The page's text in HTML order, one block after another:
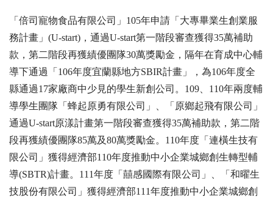
「倍司寵物食品有限公司」105年申請「大專畢業生創業服
務計畫」(U-start)，通過U-start第一階段審查獲得35萬補助
款，第二階段再獲績優團隊30萬獎勵金，隔年在育成中心輔
導下通過「106年度宜蘭縣地方SBIR計畫」，為106年度全
縣通過17家廠商中少見的學生新創公司。109、110年兩度輔
導學生團隊「蜂起原勇有限公司」、「原鄉起飛有限公司」
通過U-start原漾計畫第一階段審查獲得35萬補助款，第二階
段再獲績優團隊85萬及80萬獎勵金。110年度「連橫生技有
限公司」獲得經濟部110年度推動中小企業城鄉創生轉型輔
導(SBTR)計畫。111年度「囍感國際有限公司」、「和曜生
技股份有限公司」獲得經濟部111年度推動中小企業城鄉創